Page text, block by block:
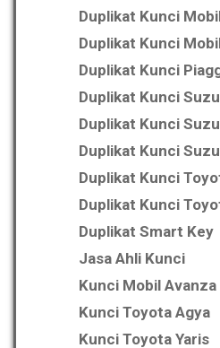
Duplikat Kunci
Duplikat Kunci
Duplikat Kunci
Duplikat Kunci
Duplikat Kunci
Duplikat Kunci
Duplikat Kunci
Duplikat Kunci
Duplikat Smart Key
Jasa Ahli Kunci
Kunci Mobil Avanza
Kunci Toyota Agya
Kunci Toyota Yaris